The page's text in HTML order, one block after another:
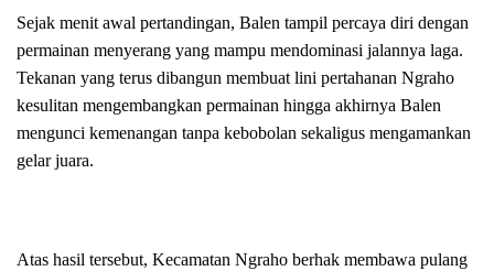
Sejak menit awal pertandingan, Balen tampil percaya diri dengan
permainan menyerang yang mampu mendominasi jalannya laga.
Tekanan yang terus dibangun membuat lini pertahanan Ngraho
kesulitan mengembangkan permainan hingga akhirnya Balen
mengunci kemenangan tanpa kebobolan sekaligus mengamankan
gelar juara.
Atas hasil tersebut, Kecamatan Ngraho berhak membawa pulang